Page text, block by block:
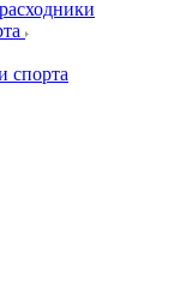
спорта